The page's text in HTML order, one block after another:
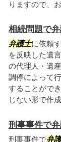
りますので、
相続問題で
弁護士に依頼
を反映した遺
の代理人・遺
調停によって
することがで
じない形で作
刑事事件で
刑事事件で弁